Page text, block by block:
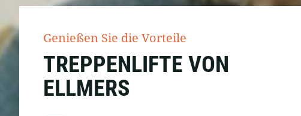
Genießen Sie die Vorteile
TREPPENLIFTE VON
ELLMERS